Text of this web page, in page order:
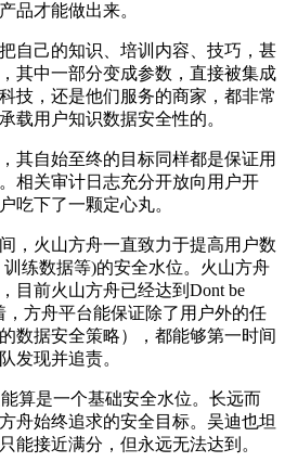
品才能做出来。
己的知识、培训内容、技巧，甚
其中一部分变成参数，直接被集成
技，还是他们服务的商家，都非常
载用户知识数据安全性的。
自始至终的目标同样都是保证用
相关审计日志充分开放向用户开
吃下了一颗定心丸。
火山方舟一直致力于提高用户数
练数据等)的安全水位。火山方舟
目前火山方舟已经达到Dont be
方舟平台能保证除了用户外的任
数据安全策略），都能够第一时间
发现并追责。
是一个基础安全水位。长远而
舟始终追求的安全目标。吴迪也坦
能接近满分，但永远无法达到。